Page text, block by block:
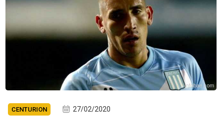
infobae.com
CENTURION 27/02/2020